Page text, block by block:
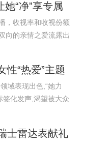
“净”享专属
，收视率和收视份额
向的亲情之爱流露出
性“热爱”主题
域表现出色,“她力
签化发声,渴望被大众
士雷达表献礼